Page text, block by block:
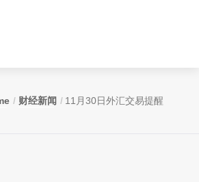
财经新闻 11月30日外汇交易提醒